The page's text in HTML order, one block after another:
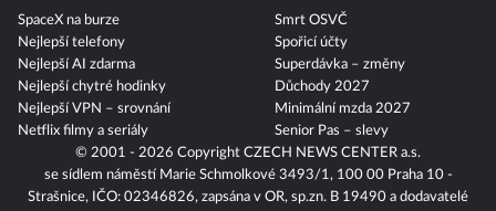
© 2001 - 2026 Copyright CZECH NEWS CENTER a.s.
se sídlem náměstí Marie Schmolkové 3493/1, 100 00 Praha 10 -
Strašnice, IČO: 02346826, zapsána v OR, sp.zn. B 19490 a dodavatelé
SpaceX na burze
Nejlepší telefony
Nejlepší AI zdarma
Nejlepší chytré hodinky
Nejlepší VPN – srovnání
Netflix filmy a seriály
Smrt OSVČ
Spořicí účty
Superdávka – změny
Důchody 2027
Minimální mzda 2027
Senior Pas – slevy